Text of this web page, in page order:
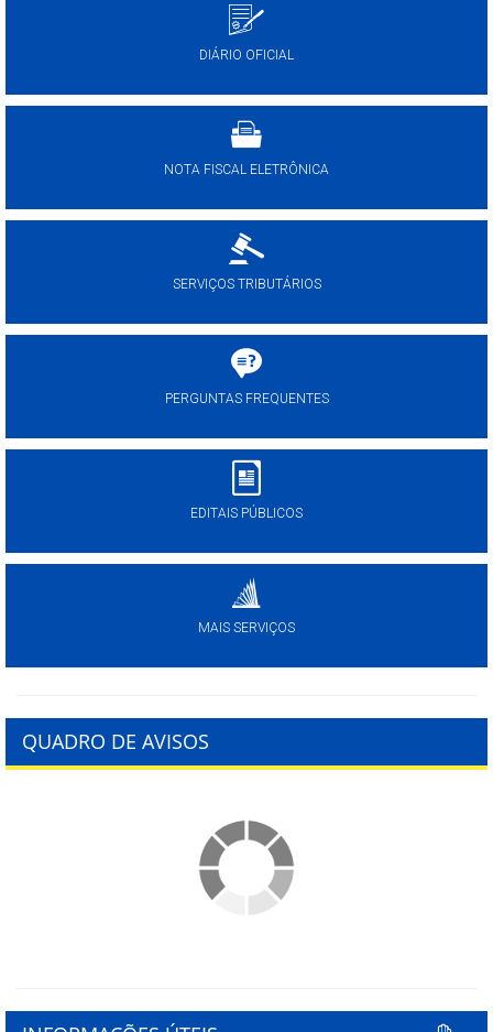
DIÁRIO OFICIAL
NOTA FISCAL ELETRÔNICA
SERVIÇOS TRIBUTÁRIOS
PERGUNTAS FREQUENTES
EDITAIS PÚBLICOS
MAIS SERVIÇOS
QUADRO DE AVISOS